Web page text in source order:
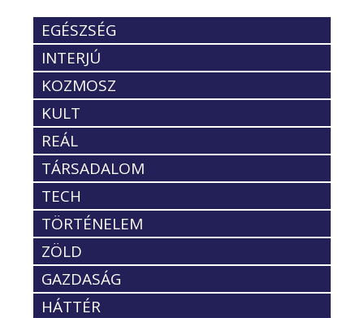
EGÉSZSÉG
INTERJÚ
KOZMOSZ
KULT
REÁL
TÁRSADALOM
TECH
TÖRTÉNELEM
ZÖLD
GAZDASÁG
HÁTTÉR